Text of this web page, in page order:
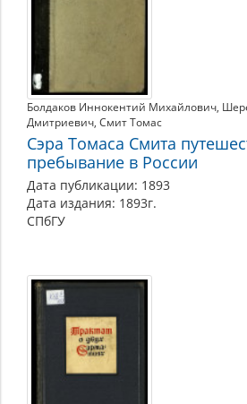
Болдаков Иннокентий Михайлович
Дмитриевич Смит Томас
Сэра Томаса Смита
пребывание в России
Дата публикации: 1893
Дата издания: 1893г.
СПбГУ